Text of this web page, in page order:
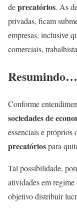
deprecatórios. As
privadas, ficam
empresas, inclusive
comerciais,
Conforme
sociedades de
essenciais e próprios
precatóriospara
Tal possibilidade,
atividades em
objetivo distribuir